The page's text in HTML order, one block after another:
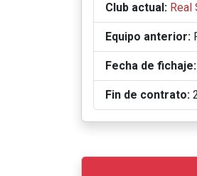
Club actual: Real
Equipo anterior:
Fecha de fichaje:
Fin de contrato: